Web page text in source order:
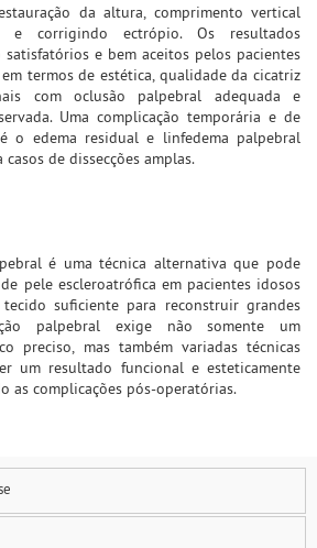
da altura, comprimento vertical
e corrigindo ectrópio. Os resultados
e bem aceitos pelos pacientes
termos de estética, qualidade da cicatriz
com oclusão palpebral adequada e
Uma complicação temporária e de
o edema residual e linfedema palpebral
de dissecções amplas.
é uma técnica alternativa que pode
pele escleroatrófica em pacientes idosos
suficiente para reconstruir grandes
palpebral exige não somente um
preciso, mas também variadas técnicas
um resultado funcional e esteticamente
as complicações pós-operatórias.